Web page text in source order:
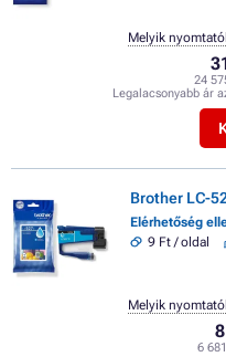
24
Legalacsonyabb ár
Melyik
Brother LC-
Elérhetőség
9 Ft / oldal
6
Melyik